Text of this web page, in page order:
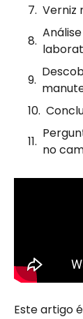
Verniz
no
Este artigo